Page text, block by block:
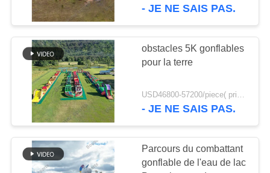
VISITE
D'USINE
CONTRÔLE
QUALITÉ
CONTACTEZ-
NOUS
Trampoline
gonflable
4
- JE NE SAIS PAS.
obstacles 5K gonflables
pour la terre
USD46800-57200/piece( price just for reference, detailed prices need to be confirmed) MOQ:1set
- JE NE SAIS PAS.
Parcours du combattant
gonflable de l'eau de lac